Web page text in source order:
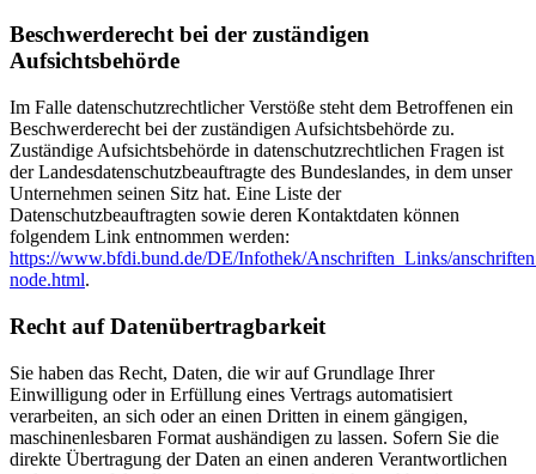
Beschwerderecht bei der zuständigen
Aufsichtsbehörde
Im Falle datenschutzrechtlicher Verstöße steht dem Betroffenen ein
Beschwerderecht bei der zuständigen Aufsichtsbehörde zu.
Zuständige Aufsichtsbehörde in datenschutzrechtlichen Fragen ist
der Landesdatenschutzbeauftragte des Bundeslandes, in dem unser
Unternehmen seinen Sitz hat. Eine Liste der
Datenschutzbeauftragten sowie deren Kontaktdaten können
folgendem Link entnommen werden:
https://www.bfdi.bund.de/DE/Infothek/Anschriften_Links/
node.html.
Recht auf Datenübertragbarkeit
Sie haben das Recht, Daten, die wir auf Grundlage Ihrer
Einwilligung oder in Erfüllung eines Vertrags automatisiert
verarbeiten, an sich oder an einen Dritten in einem gängigen,
maschinenlesbaren Format aushändigen zu lassen. Sofern Sie die
direkte Übertragung der Daten an einen anderen Verantwortlichen